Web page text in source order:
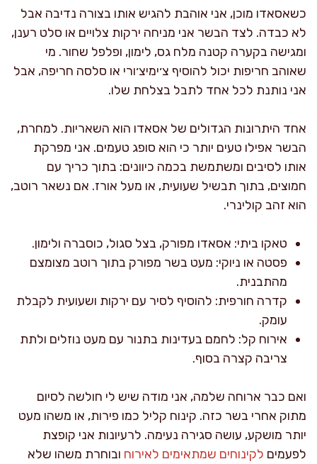
כשאסאדו מוכן, אני אוהבת להגיש אותו בצורה נדיבה אבל
לא כבדה. לצד הבשר אני מניחה ירקות צלויים או סלט רענן,
ומגישה בקערה קטנה מלח גס, לימון, ופלפל שחור. מי
שאוהב חריפות יכול להוסיף צ׳ימיצ׳ורי או סלסה חריפה, אבל
אני נותנת לכל אחד לתבל בצלחת שלו.
אחד היתרונות הגדולים של אסאדו הוא השאריות. למחרת,
הבשר אפילו טעים יותר כי הוא סופג טעמים. אני מפרקת
אותו לסיבים ומשתמשת בכמה כיוונים: בתוך כריך עם
חמוצים, בתוך תבשיל שעועית, או מעל אורז. אם נשאר רוטב,
הוא זהב קולינרי.
טאקו ביתי: אסאדו מפורק, בצל סגול, כוסברה ולימון.
פסטה או ניוקי: מעט בשר מפורק בתוך רוטב מצומצם
מהתבנית.
קדרה חורפית: להוסיף לסיר עם ירקות ושעועית לקבלת
עומק.
אירוח קל: לחמם בעדינות בתנור עם מעט נוזלים ולתת
צריבה קצרה בסוף.
ואם כבר ארוחה שלמה, אני מודה שיש לי חולשה לסיום
מתוק אחרי בשר כזה. קינוח קליל כמו פירות, או משהו מעט
יותר מושקע, עושה סגירה נעימה. לרעיונות אני קופצת
לפעמים לקינוחים שמתאימים לאירוח ובוחרת משהו שלא